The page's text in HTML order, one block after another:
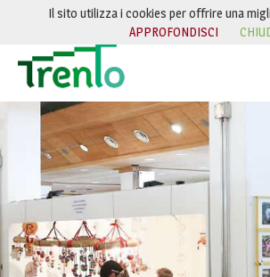
Salta al contenuto
Il sito utilizza i cookies per offrire una
APPROFONDISCI